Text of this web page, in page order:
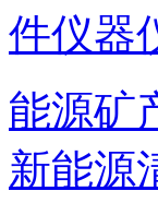
件仪器
能源矿
新能源